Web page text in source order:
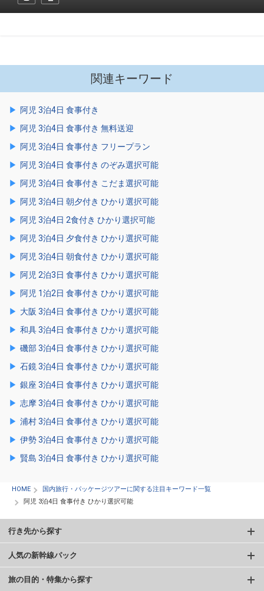
関連キーワード
阿児 3泊4日 食事付き
阿児 3泊4日 食事付き 無料送迎
阿児 3泊4日 食事付き フリープラン
阿児 3泊4日 食事付き のぞみ選択可能
阿児 3泊4日 食事付き こだま選択可能
阿児 3泊4日 朝夕付き ひかり選択可能
阿児 3泊4日 2食付き ひかり選択可能
阿児 3泊4日 夕食付き ひかり選択可能
阿児 3泊4日 朝食付き ひかり選択可能
阿児 2泊3日 食事付き ひかり選択可能
阿児 1泊2日 食事付き ひかり選択可能
大阪 3泊4日 食事付き ひかり選択可能
和具 3泊4日 食事付き ひかり選択可能
磯部 3泊4日 食事付き ひかり選択可能
石鏡 3泊4日 食事付き ひかり選択可能
銀座 3泊4日 食事付き ひかり選択可能
志摩 3泊4日 食事付き ひかり選択可能
浦村 3泊4日 食事付き ひかり選択可能
伊勢 3泊4日 食事付き ひかり選択可能
賢島 3泊4日 食事付き ひかり選択可能
HOME
国内旅行・パッケージツアーに関する注目キーワード一覧
阿児 3泊4日 食事付き ひかり選択可能
行き先から探す
人気の新幹線パック
旅の目的・特集から探す